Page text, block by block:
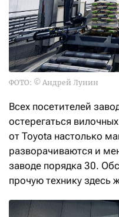
ФОТО: © Андрей Лунин
Всех посетителей
остерегаться
от Toyota настолько
разворачиваются и
заводе порядка 30.
прочую технику здесь